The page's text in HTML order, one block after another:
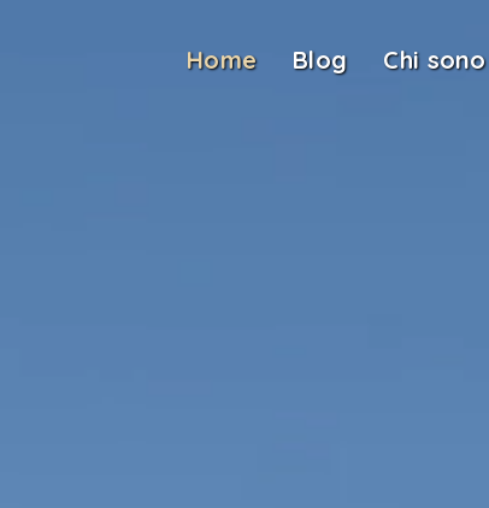
Home Blog Chi sono